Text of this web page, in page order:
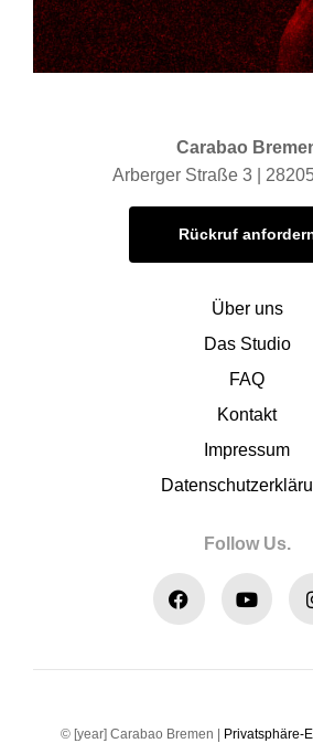
Carabao
Arberger Straße 3 |
Rückruf
Über uns
Das Studio
FAQ
Kontakt
Impressum
Follow Us.
© [year] Carabao Bremen | Privatsphäre-